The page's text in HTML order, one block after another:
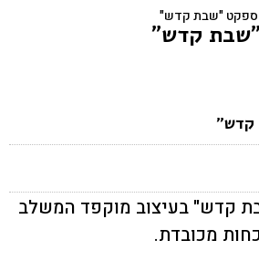
"שבת קדש"
קדש"
קדש"
קדש" בעיצוב מוקפד המשלב
מכובדת.